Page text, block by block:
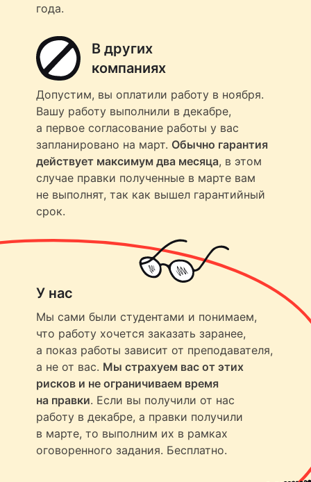
года.
В других
компаниях
Допустим, вы оплатили работу в ноября.
Вашу работу выполнили в декабре,
а первое согласование работы у вас
запланировано на март. Обычно гарантия
действует максимум два месяца, в этом
случае правки полученные в марте вам
не выполнят, так как вышел гарантийный
срок.
У нас
Мы сами были студентами и понимаем,
что работу хочется заказать заранее,
а показ работы зависит от преподавателя,
а не от вас. Мы страхуем вас от этих
рисков и не ограничиваем время
на правки. Если вы получили от нас
работу в декабре, а правки получили
в марте, то выполним их в рамках
оговоренного задания. Бесплатно.